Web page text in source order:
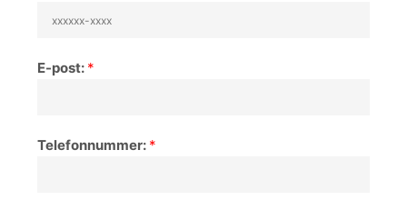
E-post: *
Telefonnummer: *